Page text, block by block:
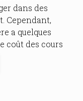
dans des
Cependant,
a quelques
coût des cours